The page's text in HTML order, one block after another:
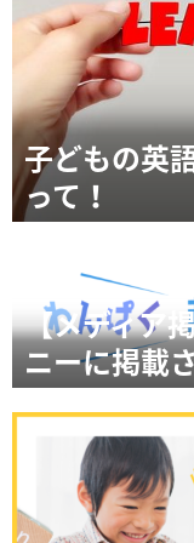
子どもの英
って！
【メディア
ニーに掲載